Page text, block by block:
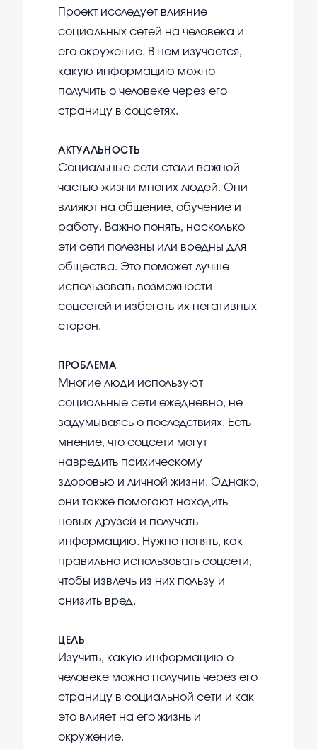
Проект исследует влияние
социальных сетей на человека и
его окружение. В нем изучается,
какую информацию можно
получить о человеке через его
страницу в соцсетях.
АКТУАЛЬНОСТЬ
Социальные сети стали важной
частью жизни многих людей. Они
влияют на общение, обучение и
работу. Важно понять, насколько
эти сети полезны или вредны для
общества. Это поможет лучше
использовать возможности
соцсетей и избегать их негативных
сторон.
ПРОБЛЕМА
Многие люди используют
социальные сети ежедневно, не
задумываясь о последствиях. Есть
мнение, что соцсети могут
навредить психическому
здоровью и личной жизни. Однако,
они также помогают находить
новых друзей и получать
информацию. Нужно понять, как
правильно использовать соцсети,
чтобы извлечь из них пользу и
снизить вред.
ЦЕЛЬ
Изучить, какую информацию о
человеке можно получить через его
страницу в социальной сети и как
это влияет на его жизнь и
окружение.